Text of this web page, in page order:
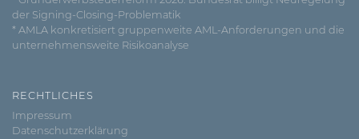
der Signing-Closing-Problematik
* AMLA konkretisiert gruppenweite AML-Anforderungen und die
unternehmensweite Risikoanalyse
RECHTLICHES
Impressum
Datenschutzerklärung